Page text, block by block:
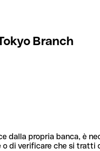
Branch
propria banca, è
di verificare che si